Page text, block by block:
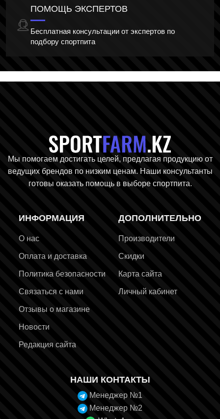
ПОМОЩЬ ЭКСПЕРТОВ
Бесплатная консультации от экспертов по
подбору спортпита
Мы помогаем достигать целей, предлагая продукцию от
ведущих брендов по низким ценам. Наши консультанты
готовы оказать помощь в выборе спортпита.
ИНФОРМАЦИЯ
О нас
Оплата и доставка
Политика безопасности
Связаться с нами
Отзывы о магазине
Новости
Редакция сайта
ДОПОЛНИТЕЛЬНО
Производители
Скидки
Карта сайта
Личный кабинет
НАШИ КОНТАКТЫ
Менеджер №1
Менеджер №2